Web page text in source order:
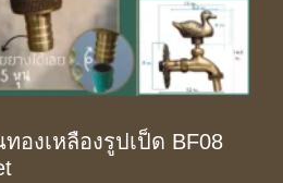
องเหลืองรูปเป็ด BF08